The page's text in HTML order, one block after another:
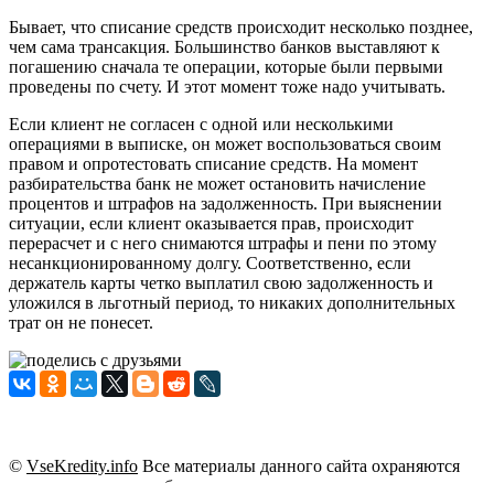
Бывает, что списание средств происходит несколько позднее,
чем сама трансакция. Большинство банков выставляют к
погашению сначала те операции, которые были первыми
проведены по счету. И этот момент тоже надо учитывать.
Если клиент не согласен с одной или несколькими
операциями в выписке, он может воспользоваться своим
правом и опротестовать списание средств. На момент
разбирательства банк не может остановить начисление
процентов и штрафов на задолженность. При выяснении
ситуации, если клиент оказывается прав, происходит
перерасчет и с него снимаются штрафы и пени по этому
несанкционированному долгу. Соответственно, если
держатель карты четко выплатил свою задолженность и
уложился в льготный период, то никаких дополнительных
трат он не понесет.
© VseKredity.info Все материалы данного сайта охраняются